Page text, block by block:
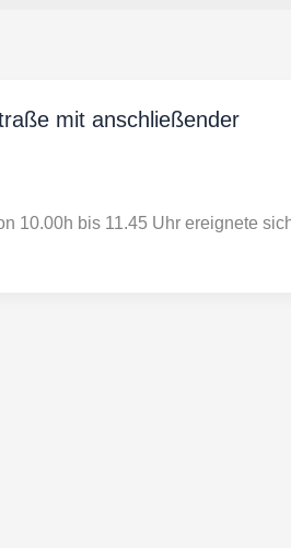
mit anschließender
10.00h bis 11.45 Uhr ereignete